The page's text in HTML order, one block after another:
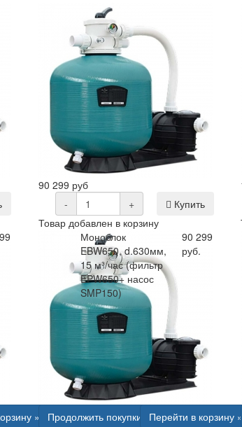
»
90 299 руб
-
+
Купить
Товар добавлен в корзину
Моноблок
EBW650, d.630мм,
15 м³/час (фильтр
EPW650+ насос
SMP150)
90 299
руб.
Продолжить покупки Перейти в корзину »